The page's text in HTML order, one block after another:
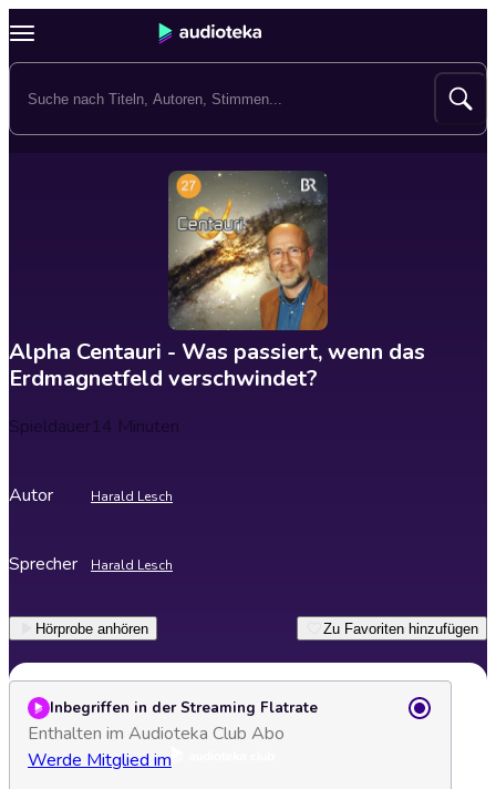
Alpha Centauri - Was passiert, wenn das
Erdmagnetfeld verschwindet?
Spieldauer14 Minuten
Autor Harald Lesch
Sprecher Harald Lesch
Hörprobe anhören Zu Favoriten hinzufügen
Inbegriffen in der Streaming Flatrate
Enthalten im Audioteka Club Abo
Werde Mitglied im